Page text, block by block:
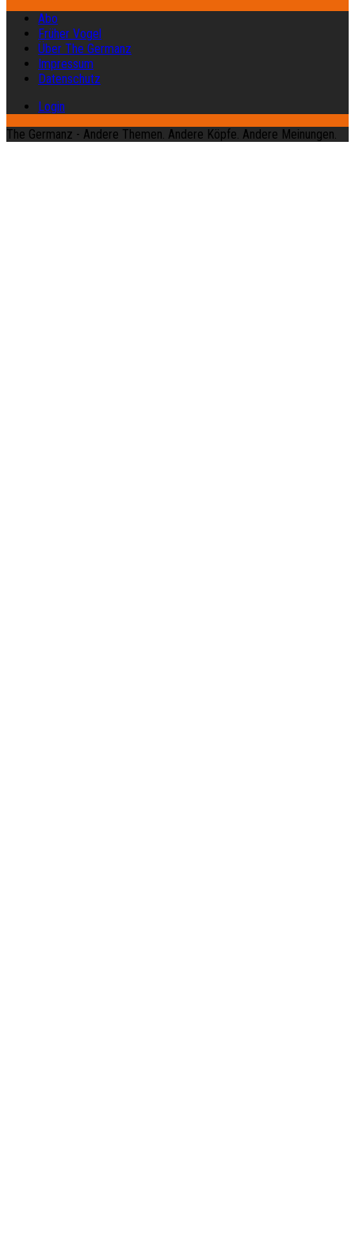
Abo
Früher Vogel
Über The Germanz
Impressum
Datenschutz
Login
The Germanz - Andere Themen. Andere Köpfe. Andere Meinungen.